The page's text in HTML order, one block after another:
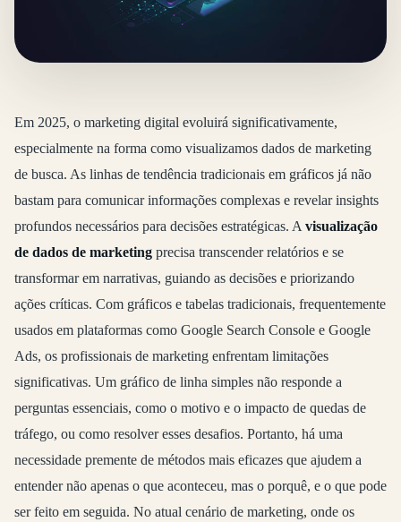
Em 2025, o marketing digital evoluirá significativamente,
especialmente na forma como visualizamos dados de marketing
de busca. As linhas de tendência tradicionais em gráficos já não
bastam para comunicar informações complexas e revelar insights
profundos necessários para decisões estratégicas. Avisualização
de dados de marketing precisa transcender relatórios e se
transformar em narrativas, guiando as decisões e priorizando
ações críticas. Com gráficos e tabelas tradicionais, frequentemente
usados em plataformas como Google Search Console e Google
Ads, os profissionais de marketing enfrentam limitações
significativas. Um gráfico de linha simples não responde a
perguntas essenciais, como o motivo e o impacto de quedas de
tráfego, ou como resolver esses desafios. Portanto, há uma
necessidade premente de métodos mais eficazes que ajudem a
entender não apenas o que aconteceu, mas o porquê, e o que pode
ser feito em seguida. No atual cenário de marketing, onde os